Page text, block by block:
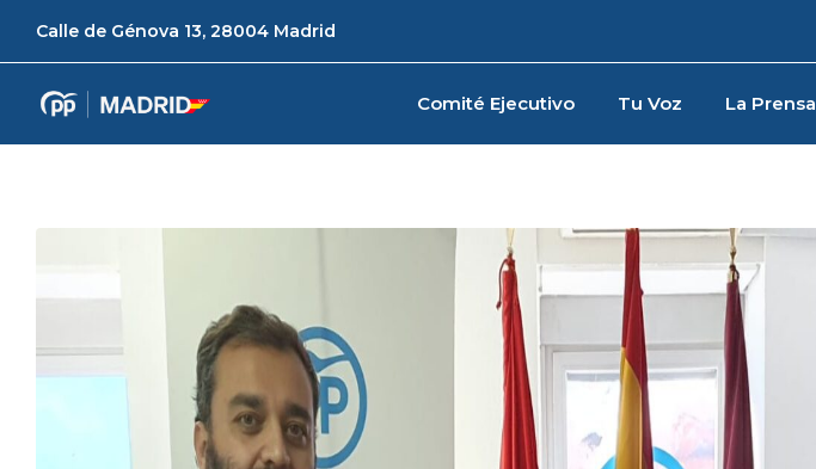
Calle de Génova 13, 28004 Madrid
Comité Ejecutivo Tu Voz La Prensa